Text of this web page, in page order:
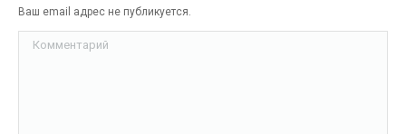
Ваш email адрес не публикуется.
Комментарий